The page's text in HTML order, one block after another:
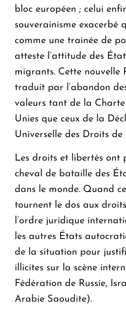
bloc européen ; celui
souverainisme exacerbé
comme une trainée de
atteste l’attitude des
migrants. Cette nouvelle
traduit par l’abandon
valeurs tant de la
Unies que ceux de la
Universelle des Droits de
Les droits et libertés ont
cheval de bataille des
dans le monde. Quand
tournent le dos aux
l’ordre juridique
les autres États
de la situation pour
illicites sur la scène
Fédération de Russie,
Arabie Saoudite).